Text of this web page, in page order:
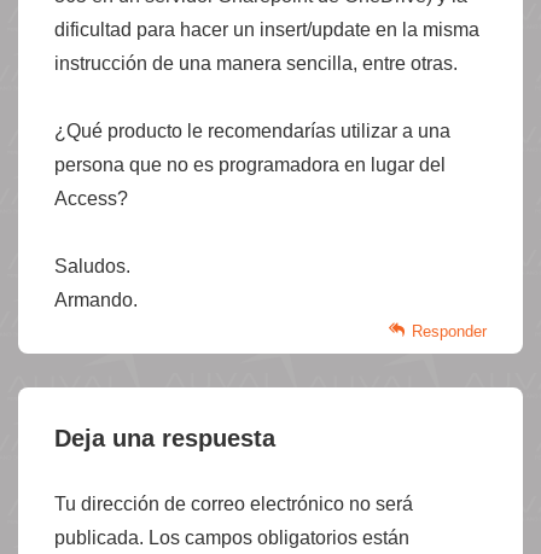
dificultad para hacer un insert/update en la misma
instrucción de una manera sencilla, entre otras.
¿Qué producto le recomendarías utilizar a una
persona que no es programadora en lugar del
Access?
Saludos.
Armando.
Responder
Deja una respuesta
Tu dirección de correo electrónico no será
publicada. Los campos obligatorios están